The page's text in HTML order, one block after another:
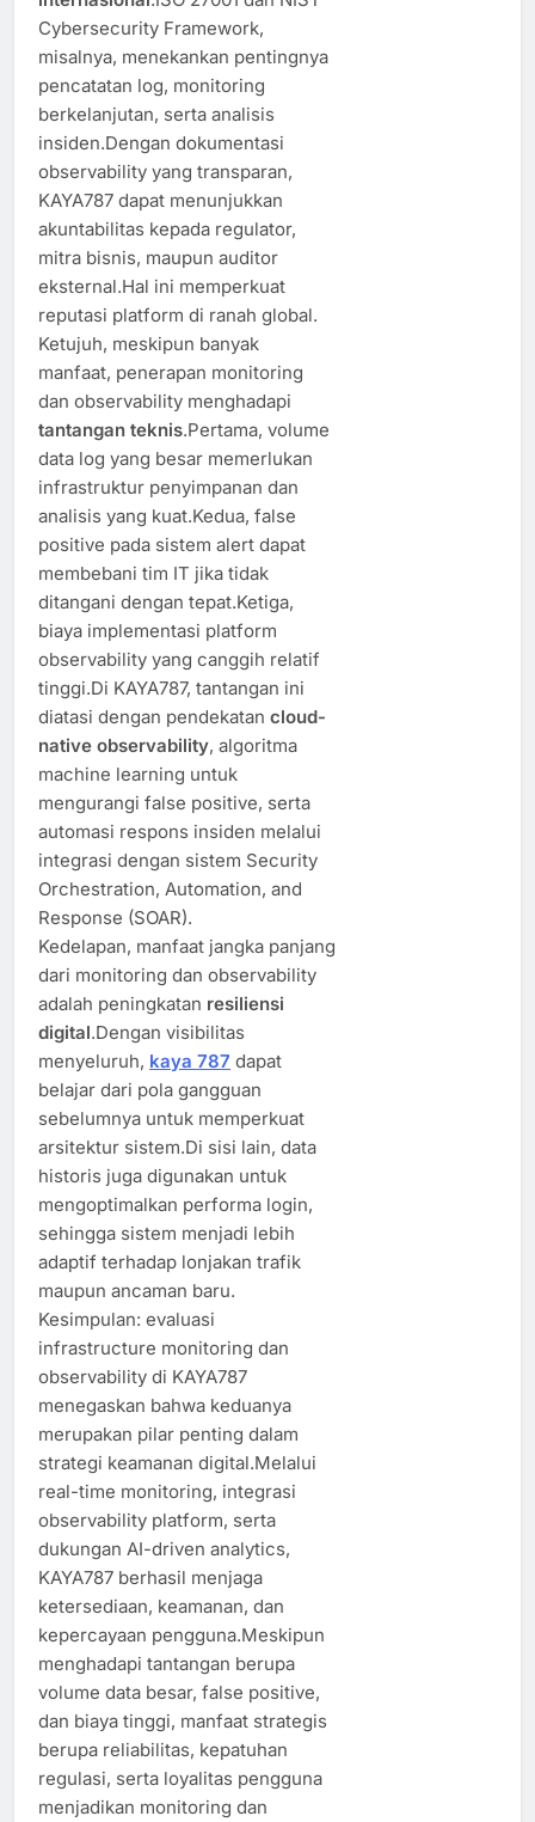
Cybersecurity Framework,
misalnya, menekankan pentingnya
pencatatan log, monitoring
berkelanjutan, serta analisis
insiden.Dengan dokumentasi
observability yang transparan,
KAYA787 dapat menunjukkan
akuntabilitas kepada regulator,
mitra bisnis, maupun auditor
eksternal.Hal ini memperkuat
reputasi platform di ranah global.
Ketujuh, meskipun banyak
manfaat, penerapan monitoring
dan observability menghadapi
tantangan teknis.Pertama, volume
data log yang besar memerlukan
infrastruktur penyimpanan dan
analisis yang kuat.Kedua, false
positive pada sistem alert dapat
membebani tim IT jika tidak
ditangani dengan tepat.Ketiga,
biaya implementasi platform
observability yang canggih relatif
tinggi.Di KAYA787, tantangan ini
diatasi dengan pendekatan cloud-
native observability, algoritma
machine learning untuk
mengurangi false positive, serta
automasi respons insiden melalui
integrasi dengan sistem Security
Orchestration, Automation, and
Response (SOAR).
Kedelapan, manfaat jangka panjang
dari monitoring dan observability
adalah peningkatan resiliensi
digital.Dengan visibilitas
menyeluruh, kaya 787 dapat
belajar dari pola gangguan
sebelumnya untuk memperkuat
arsitektur sistem.Di sisi lain, data
historis juga digunakan untuk
mengoptimalkan performa login,
sehingga sistem menjadi lebih
adaptif terhadap lonjakan trafik
maupun ancaman baru.
Kesimpulan: evaluasi
infrastructure monitoring dan
observability di KAYA787
menegaskan bahwa keduanya
merupakan pilar penting dalam
strategi keamanan digital.Melalui
real-time monitoring, integrasi
observability platform, serta
dukungan AI-driven analytics,
KAYA787 berhasil menjaga
ketersediaan, keamanan, dan
kepercayaan pengguna.Meskipun
menghadapi tantangan berupa
volume data besar, false positive,
dan biaya tinggi, manfaat strategis
berupa reliabilitas, kepatuhan
regulasi, serta loyalitas pengguna
menjadikan monitoring dan